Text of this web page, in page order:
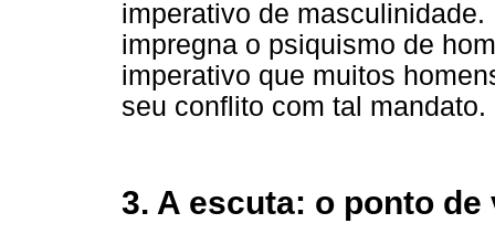
imperativo de
impregna o psiquismo de
imperativo que muitos
seu conflito com tal mandato.
3. A escuta: o ponto